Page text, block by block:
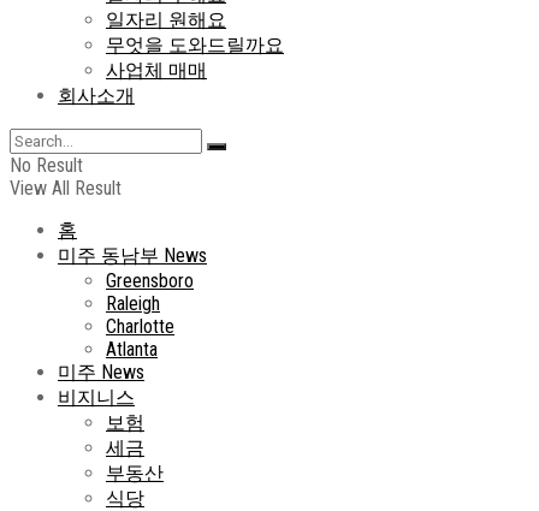
일자리 원해요
무엇을 도와드릴까요
사업체 매매
회사소개
No Result
View All Result
홈
미주 동남부 News
Greensboro
Raleigh
Charlotte
Atlanta
미주 News
비지니스
보험
세금
부동산
식당